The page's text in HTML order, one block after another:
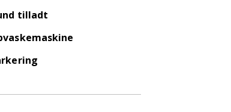
tilladt